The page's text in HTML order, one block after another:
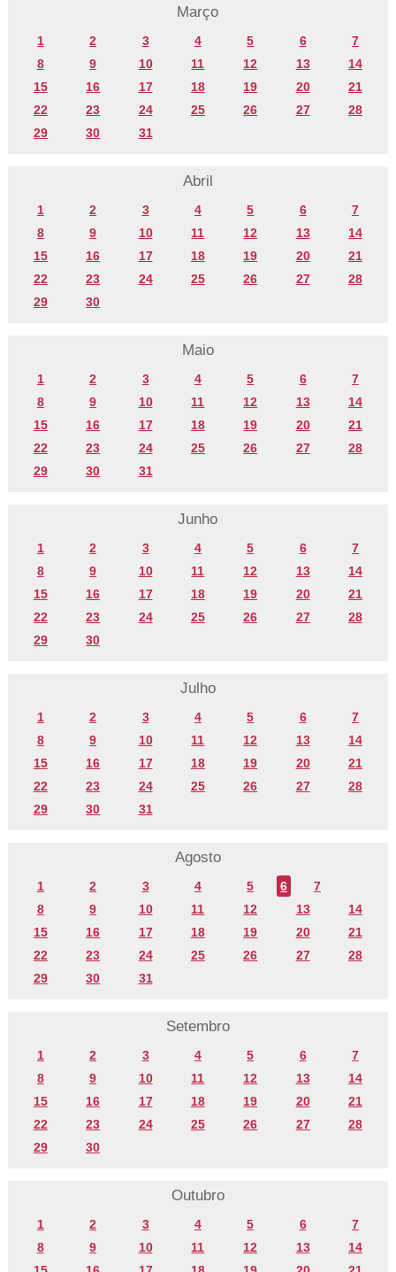
Março
1 2 3 4 5 6
7
8
9 10 11 12 13
14
15
16 17 18 19 20
21
22
23 24 25 26 27
28
29
30 31
Abril
1 2 3 4 5 6
7
8
9 10 11 12 13
14
15
16 17 18 19 20
21
22
23 24 25 26 27
28
29
30
Maio
1 2 3 4 5 6
7
8
9 10 11 12 13
14
15
16 17 18 19 20
21
22
23 24 25 26 27
28
29
30 31
Junho
1 2 3 4 5 6
7
8
9 10 11 12 13
14
15
16 17 18 19 20
21
22
23 24 25 26 27
28
29
30
Julho
1 2 3 4 5 6
7
8
9 10 11 12 13
14
15
16 17 18 19 20
21
22
23 24 25 26 27
28
29
30 31
Agosto
1 2 3 4 5 6
7
8
9 10 11 12 13
14
15
16 17 18 19 20
21
22
23 24 25 26 27
28
29
30 31
Setembro
1 2 3 4 5 6
7
8
9 10 11 12 13
14
15
16 17 18 19 20
21
22
23 24 25 26 27
28
29
30
Outubro
1 2 3 4 5 6
7
8
9 10 11 12 13
14